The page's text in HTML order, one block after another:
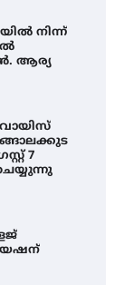
നിന്ന്
ആര്യ
വോയിസ്
7